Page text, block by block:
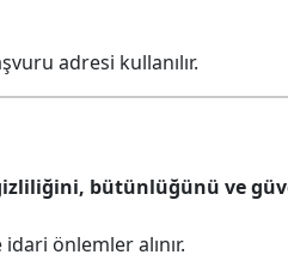
adresi kullanılır.
bütünlüğünü ve
önlemler alınır.